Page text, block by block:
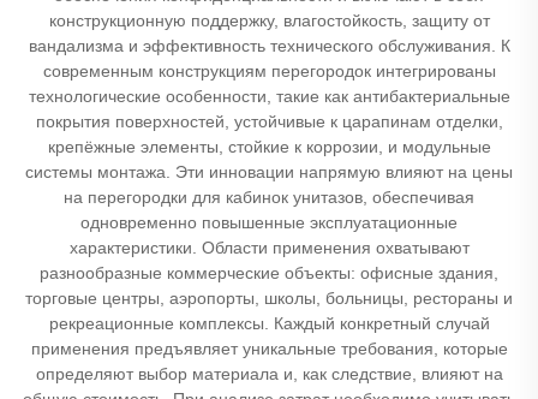
конструкционную поддержку, влагостойкость, защиту от
вандализма и эффективность технического обслуживания. К
современным конструкциям перегородок интегрированы
технологические особенности, такие как антибактериальные
покрытия поверхностей, устойчивые к царапинам отделки,
крепёжные элементы, стойкие к коррозии, и модульные
системы монтажа. Эти инновации напрямую влияют на цены
на перегородки для кабинок унитазов, обеспечивая
одновременно повышенные эксплуатационные
характеристики. Области применения охватывают
разнообразные коммерческие объекты: офисные здания,
торговые центры, аэропорты, школы, больницы, рестораны и
рекреационные комплексы. Каждый конкретный случай
применения предъявляет уникальные требования, которые
определяют выбор материала и, как следствие, влияют на